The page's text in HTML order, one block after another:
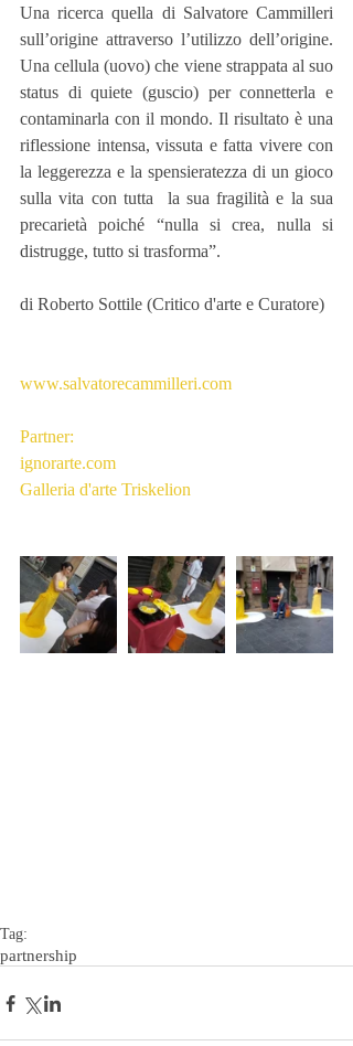
Una ricerca quella di Salvatore Cammilleri
sull’origine attraverso l’utilizzo dell’origine.
Una cellula (uovo) che viene strappata al suo
status di quiete (guscio) per connetterla e
contaminarla con il mondo. Il risultato è una
riflessione intensa, vissuta e fatta vivere con
la leggerezza e la spensieratezza di un gioco
sulla vita con tutta  la sua fragilità e la sua
precarietà poiché “nulla si crea, nulla si
distrugge, tutto si trasforma”.
di Roberto Sottile (Critico d'arte e Curatore)
www.salvatorecammilleri.com
Partner:
ignorarte.com
Galleria d'arte Triskelion
Tag:
partnership